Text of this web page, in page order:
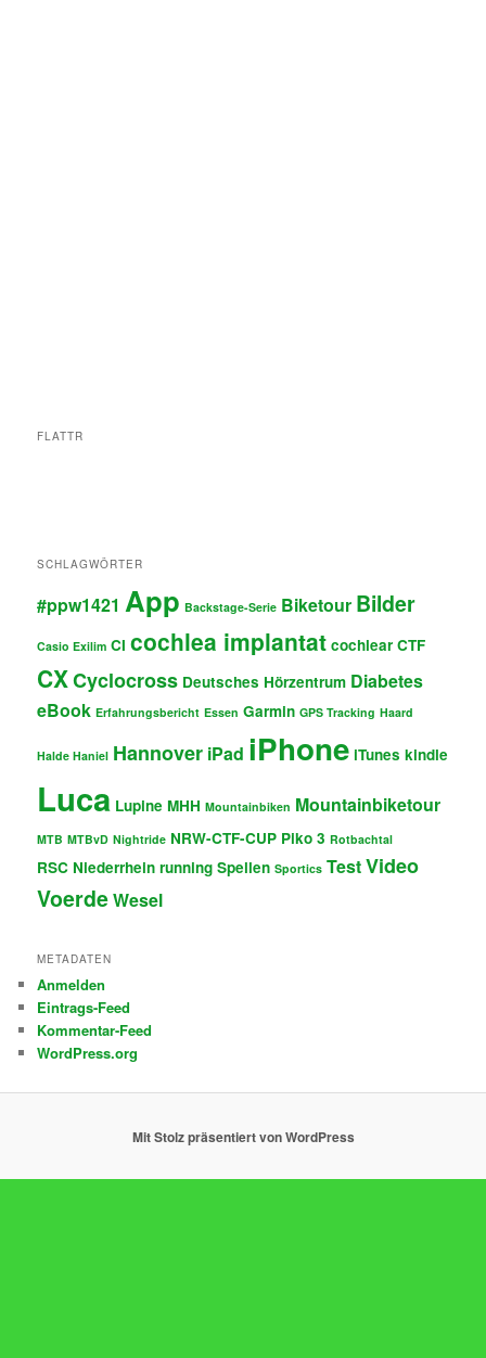
FLATTR
SCHLAGWÖRTER
#ppw1421 App Backstage-Serie Biketour Bilder
Casio Exilim CI cochlea implantat cochlear CTF
CXCyclocross Deutsches Hörzentrum Diabetes
eBook Erfahrungsbericht Essen Garmin GPS Tracking Haard
Halde Haniel Hannover iPad iPhone iTunes kindle
Luca Lupine MHH Mountainbiken Mountainbiketour
MTB MTBvD Nightride NRW-CTF-CUP Piko 3 Rotbachtal
RSC Niederrhein running Spellen Sportics TestVideo
VoerdeWesel
METADATEN
Anmelden
Eintrags-Feed
Kommentar-Feed
WordPress.org
Mit Stolz präsentiert von WordPress